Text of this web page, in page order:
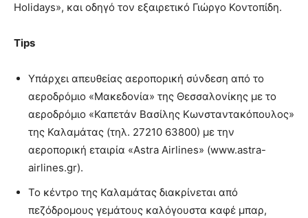
Holidays», και οδηγό τον εξαιρετικό Γιώργο Κοντοπίδη.
Tips
Υπάρχει απευθείας αεροπορική σύνδεση από το
αεροδρόμιο «Μακεδονία» της Θεσσαλονίκης με το
αεροδρόμιο «Καπετάν Βασίλης Κωνσταντακόπουλος»
της Καλαμάτας (τηλ. 27210 63800) με την
αεροπορική εταιρία «Astra Airlines» (www.astra-
airlines.gr).
Το κέντρο της Καλαμάτας διακρίνεται από
πεζόδρομους γεμάτους καλόγουστα καφέ μπαρ,